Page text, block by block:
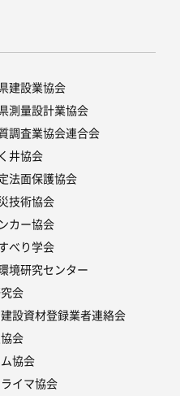
建設業協会
測量設計業協会
調査業協会連合会
井協会
法面保護協会
技術協会
カー協会
べり学会
境研究センター
会
設資材登録業者連絡会
会
協会
イマ協会